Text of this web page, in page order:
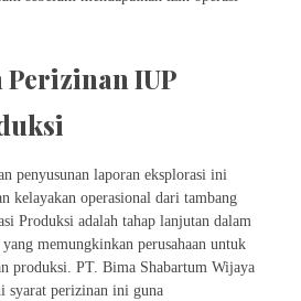
IUP
penyusunan laporan eksplorasi ini
kelayakan operasional dari tambang
Produksi adalah tahap lanjutan dalam
memungkinkan perusahaan untuk
produksi. PT. Bima Shabartum Wijaya
syarat perizinan ini guna